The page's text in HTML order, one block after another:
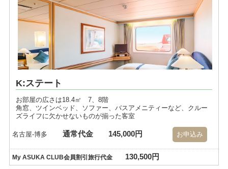
K:ステート
お部屋の広さは18.4㎡ 7、8階
角窓、ツインベッド、ソファー、バスアメニティーなど、クルー
ズライフに欠かせないものが揃った客室
名古屋-博多 通常代金 145,000円 お申込み
My ASUKA CLUB会員割引旅行代金 130,500円